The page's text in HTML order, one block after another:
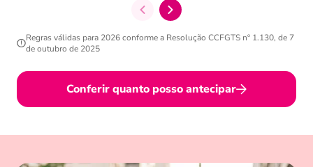
Regras válidas para 2026 conforme a Resolução CCFGTS nº 1.130, de 7
de outubro de 2025
Conferir quanto posso antecipar